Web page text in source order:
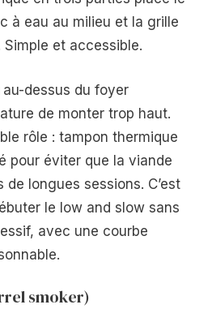
à eau au milieu et la grille
et accessible.
dessus du foyer
de monter trop haut.
rôle : tampon thermique
pour éviter que la viande
longues sessions. C’est
le low and slow sans
avec une courbe
smoker)